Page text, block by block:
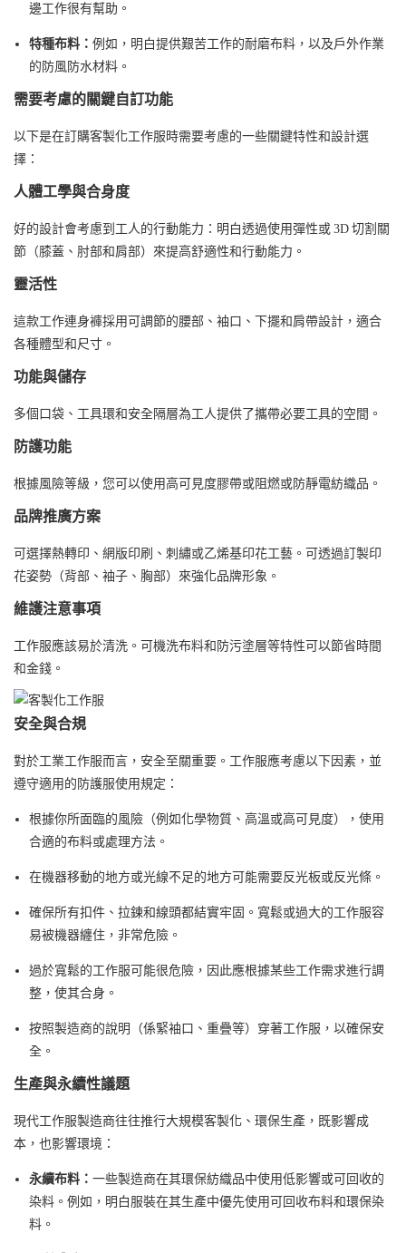
邊工作很有幫助。
特種布料： 例如，明白提供艱苦工作的耐磨布料，以及戶外作業
的防風防水材料。
需要考慮的關鍵自訂功能
以下是在訂購客製化工作服時需要考慮的一些關鍵特性和設計選
擇：
人體工學與合身度
好的設計會考慮到工人的行動能力：明白透過使用彈性或 3D 切割關
節（膝蓋、肘部和肩部）來提高舒適性和行動能力。
靈活性
這款工作連身褲採用可調節的腰部、袖口、下擺和肩帶設計，適合
各種體型和尺寸。
功能與儲存
多個口袋、工具環和安全隔層為工人提供了攜帶必要工具的空間。
防護功能
根據風險等級，您可以使用高可見度膠帶或阻燃或防靜電紡織品。
品牌推廣方案
可選擇熱轉印、網版印刷、刺繡或乙烯基印花工藝。可透過訂製印
花姿勢（背部、袖子、胸部）來強化品牌形象。
維護注意事項
工作服應該易於清洗。可機洗布料和防污塗層等特性可以節省時間
和金錢。
安全與合規
對於工業工作服而言，安全至關重要。工作服應考慮以下因素，並
遵守適用的防護服使用規定：
根據你所面臨的風險（例如化學物質、高溫或高可見度），使用
合適的布料或處理方法。
在機器移動的地方或光線不足的地方可能需要反光板或反光條。
確保所有扣件、拉鍊和線頭都結實牢固。寬鬆或過大的工作服容
易被機器纏住，非常危險。
過於寬鬆的工作服可能很危險，因此應根據某些工作需求進行調
整，使其合身。
按照製造商的說明（係緊袖口、重疊等）穿著工作服，以確保安
全。
生產與永續性議題
現代工作服製造商往往推行大規模客製化、環保生產，既影響成
本，也影響環境：
永續布料： 一些製造商在其環保紡織品中使用低影響或可回收的
染料。例如，明白服裝在其生產中優先使用可回收布料和環保染
料。